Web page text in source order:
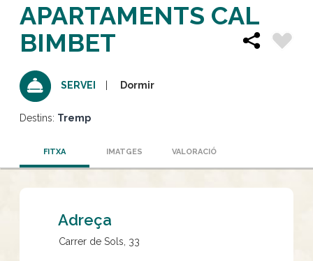
APARTAMENTS CAL
BIMBET
SERVEI Dormir
Destins: Tremp
FITXA IMATGES VALORACIÓ
Adreça
Carrer de Sols, 33